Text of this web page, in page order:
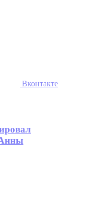
Вконтакте